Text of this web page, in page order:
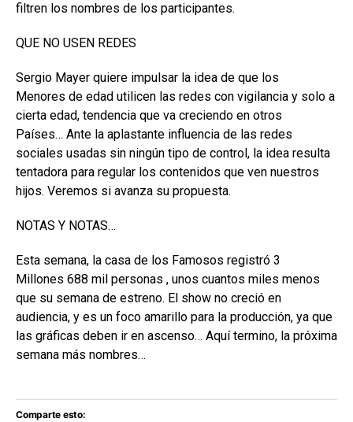
filtren los nombres de los participantes.
QUE NO USEN REDES
Sergio Mayer quiere impulsar la idea de que los
Menores de edad utilicen las redes con vigilancia y solo a
cierta edad, tendencia que va creciendo en otros
Países… Ante la aplastante influencia de las redes
sociales usadas sin ningún tipo de control, la idea resulta
tentadora para regular los contenidos que ven nuestros
hijos. Veremos si avanza su propuesta.
NOTAS Y NOTAS…
Esta semana, la casa de los Famosos registró 3
Millones 688 mil personas , unos cuantos miles menos
que su semana de estreno. El show no creció en
audiencia, y es un foco amarillo para la producción, ya que
las gráficas deben ir en ascenso… Aquí termino, la próxima
semana más nombres…
Comparte esto: